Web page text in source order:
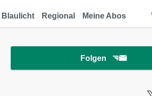
Blaulicht Regional Meine Abos
Folgen